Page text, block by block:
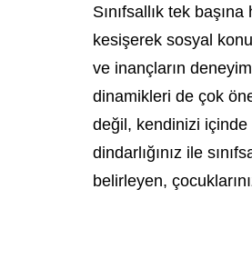
Sınıfsallık tek
kesişerek sosyal
ve inançların
dinamikleri de çok
değil, kendinizi içinde
dindarlığınız ile
belirleyen,